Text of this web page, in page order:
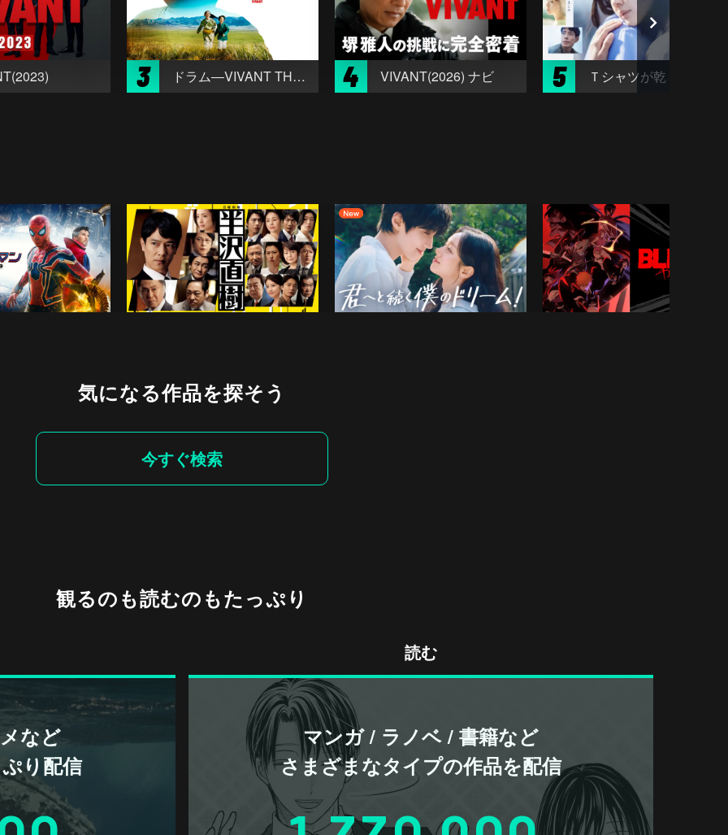
3 ドラム―VIVANT THE ORIGIN STORY― 4 VIVANT(2026) ナビ 5 Ｔシャツが乾くまで
気になる作品を探そう
今すぐ検索
観るのも読むのもたっぷり
読む
など
り配信
マンガ / ラノベ / 書籍など
さまざまなタイプの作品を配信